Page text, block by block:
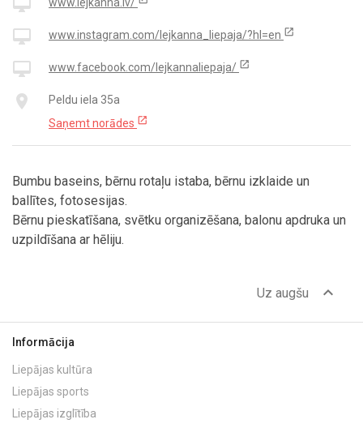
desktop_mac
desktop_mac www.instagram.com/lejkanna_liepaja/?hl=en open_in_new
desktop_mac www.facebook.com/lejkannaliepaja/ open_in_new
place
Peldu iela 35a
Saņemt norādes open_in_new
Bumbu baseins, bērnu rotaļu istaba, bērnu izklaide un
ballītes, fotosesijas.
Bērnu pieskatīšana, svētku organizēšana, balonu apdruka un
uzpildīšana ar hēliju.
Uz augšu expand_less
Informācija
Liepājas kultūra
Liepājas sports
Liepājas izglītība